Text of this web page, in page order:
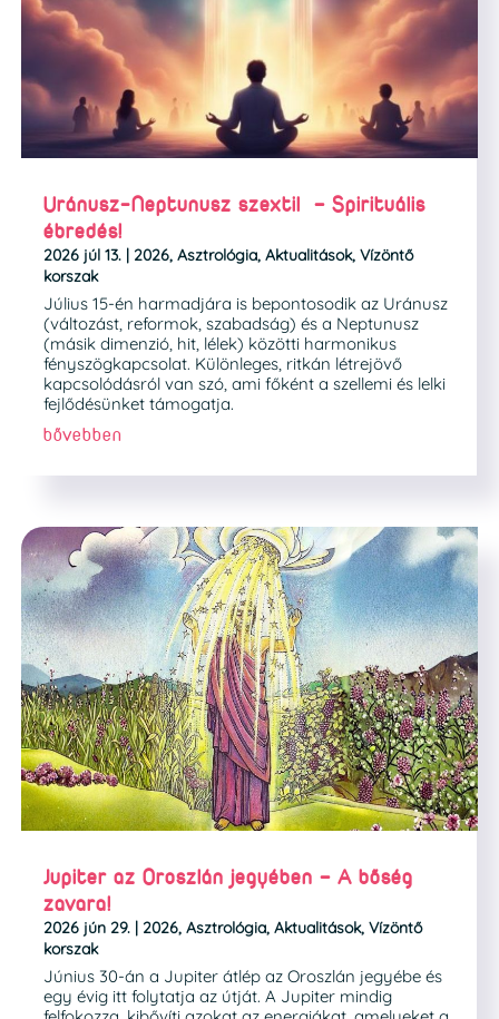
Uránusz-Neptunusz szextil – Spirituális
ébredés!
2026 júl 13. 2026, Asztrológia, Aktualitások, Vízöntő
korszak
Július 15-én harmadjára is bepontosodik az Uránusz
(változást, reformok, szabadság) és a Neptunusz
(másik dimenzió, hit, lélek) közötti harmonikus
fényszögkapcsolat. Különleges, ritkán létrejövő
kapcsolódásról van szó, ami főként a szellemi és lelki
fejlődésünket támogatja.
bővebben
Jupiter az Oroszlán jegyében – A bőség
zavara!
2026 jún 29. 2026, Asztrológia, Aktualitások, Vízöntő
korszak
Június 30-án a Jupiter átlép az Oroszlán jegyébe és
egy évig itt folytatja az útját. A Jupiter mindig